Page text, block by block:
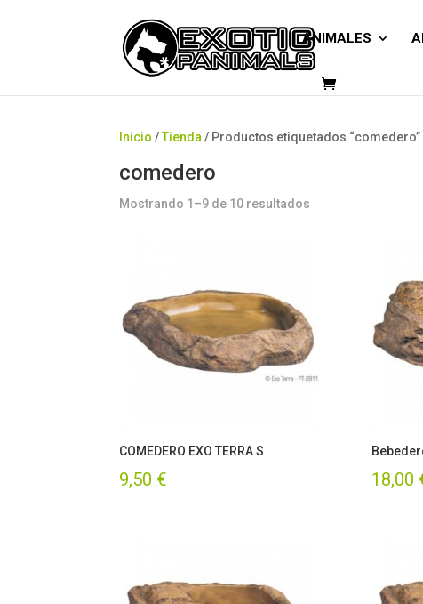
ANIMALES
Inicio /Tienda / Productos etiquetados “comedero”
comedero
Mostrando 1–9 de 10 resultados
COMEDERO EXO TERRA S
9,50 € 18,00